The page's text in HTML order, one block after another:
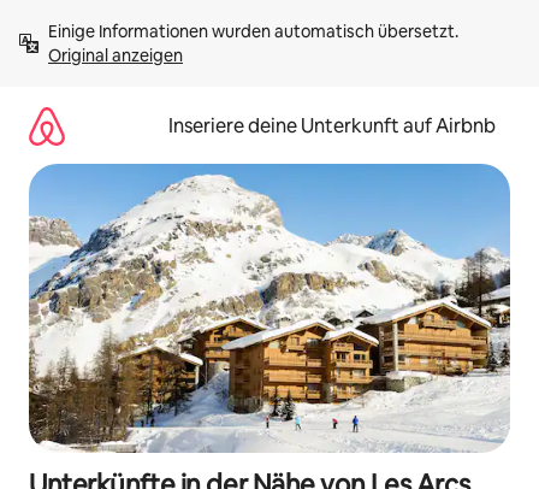
Inhalten
springenOriginal anzeigen
Inseriere deine Unterkunft auf Airbnb